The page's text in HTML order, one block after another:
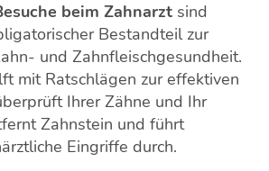
beim Zahnarzt sind
Bestandteil zur
und Zahnfleischgesundheit.
mit Ratschlägen zur effektiven
Ihrer Zähne und Ihr
Zahnstein und führt
Eingriffe durch.